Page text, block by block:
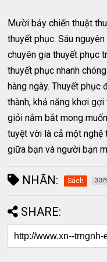
Mười bảy chiến thuật
thuyết phục. Sáu
chuyên gia thuyết phục
thuyết phục nhanh
hàng ngày. Thuyết
thành, khả năng khơi
giỏi nắm bắt mong
tuyệt vời là cả một nghệ
giữa bạn và người bạn
NHÃN: Sách
SHARE: